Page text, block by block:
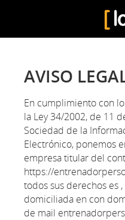
AVISO
En cumplimiento con
la Ley 34/2002, de 11
Sociedad de la
Electrónico, ponemos
empresa titular del
https://
todos sus derechos es
domiciliada en con
de mail